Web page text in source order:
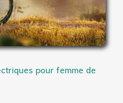
pour femme de